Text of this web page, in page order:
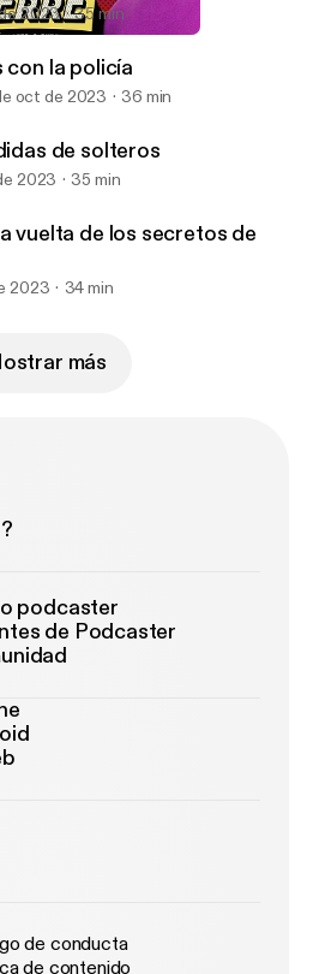
2023 35 min
con la policía
oct de 2023 36 min
de solteros
2023 35 min
vuelta de los secretos de
2023 34 min
más
podcaster
de Podcaster
de conducta
de contenido